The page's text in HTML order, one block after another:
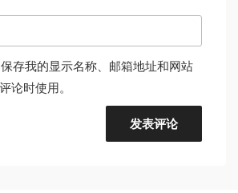
存我的显示名称、邮箱地址和网站
论时使用。